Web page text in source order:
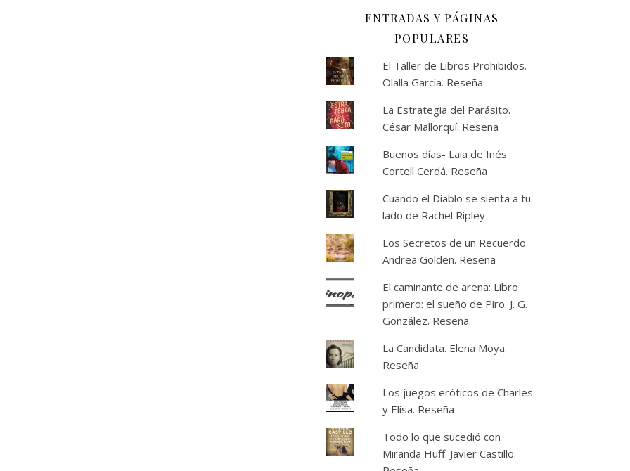
ENTRADAS Y PÁGINAS
POPULARES
El Taller de Libros Prohibidos.
Olalla García. Reseña
La Estrategia del Parásito.
César Mallorquí. Reseña
Buenos días- Laia de Inés
Cortell Cerdá. Reseña
Cuando el Diablo se sienta a tu
lado de Rachel Ripley
Los Secretos de un Recuerdo.
Andrea Golden. Reseña
El caminante de arena: Libro
primero: el sueño de Piro. J. G.
González. Reseña.
La Candidata. Elena Moya.
Reseña
Los juegos eróticos de Charles
y Elisa. Reseña
Todo lo que sucedió con
Miranda Huff. Javier Castillo.